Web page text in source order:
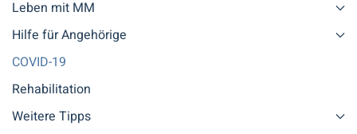
Leben mit MM
Hilfe für Angehörige
COVID-19
Rehabilitation
Weitere Tipps